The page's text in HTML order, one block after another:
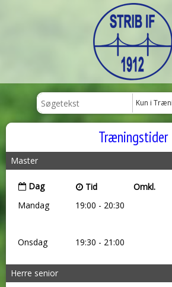
Kun i
Træningstider
Master
Dag Tid Omkl.
Mandag
19:00 - 20:30
Onsdag
19:30 - 21:00
Herre senior